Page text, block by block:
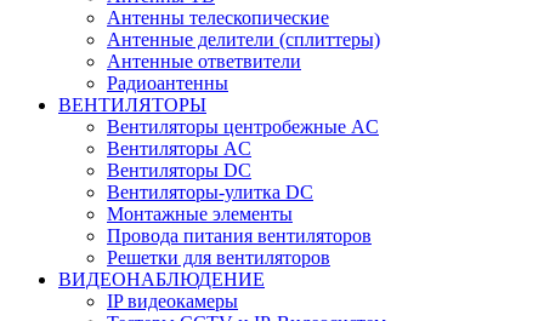
Антенны телескопические
Антенные делители (сплиттеры)
Антенные ответвители
Радиоантенны
ВЕНТИЛЯТОРЫ
Вентиляторы центробежные AC
Вентиляторы AC
Вентиляторы DC
Вентиляторы-улитка DC
Монтажные элементы
Провода питания вентиляторов
Решетки для вентиляторов
ВИДЕОНАБЛЮДЕНИЕ
IP видеокамеры